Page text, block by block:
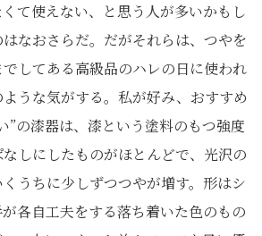
て使えない、と思う人が多いかもし
なおさらだ。だがそれらは、つやを
でしてある高級品のハレの日に使われ
うな気がする。私が好み、おすすめ
”の漆器は、漆という塗料のもつ強度
しにしたものがほとんどで、光沢の
うちに少しずつつやが増す。形はシ
各自工夫をする落ち着いた色のもの